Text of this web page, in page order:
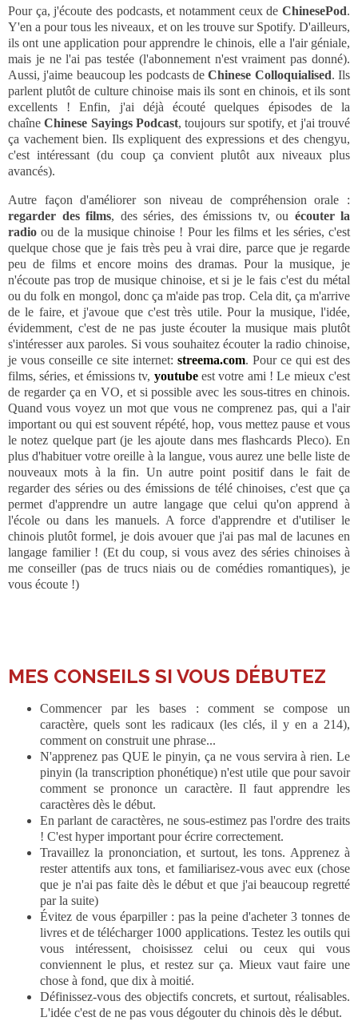
Pour ça, j'écoute des podcasts, et notamment ceux de ChinesePod.
Y'en a pour tous les niveaux, et on les trouve sur Spotify. D'ailleurs,
ils ont une application pour apprendre le chinois, elle a l'air géniale,
mais je ne l'ai pas testée (l'abonnement n'est vraiment pas donné).
Aussi, j'aime beaucoup les podcasts deChinese Colloquialised. Ils
parlent plutôt de culture chinoise mais ils sont en chinois, et ils sont
excellents ! Enfin, j'ai déjà écouté quelques épisodes de la
chaîneChinese Sayings Podcast, toujours sur spotify, et j'ai trouvé
ça vachement bien. Ils expliquent des expressions et des chengyu,
c'est intéressant (du coup ça convient plutôt aux niveaux plus
avancés).
Autre façon d'améliorer son niveau de compréhension orale :
regarder des films, des séries, des émissions tv, ou écouter la
radioou de la musique chinoise ! Pour les films et les séries, c'est
quelque chose que je fais très peu à vrai dire, parce que je regarde
peu de films et encore moins des dramas. Pour la musique, je
n'écoute pas trop de musique chinoise, et si je le fais c'est du métal
ou du folk en mongol, donc ça m'aide pas trop. Cela dit, ça m'arrive
de le faire, et j'avoue que c'est très utile. Pour la musique, l'idée,
évidemment, c'est de ne pas juste écouter la musique mais plutôt
s'intéresser aux paroles. Si vous souhaitez écouter la radio chinoise,
je vous conseille ce site internet: streema.com. Pour ce qui est des
films, séries, et émissions tv, youtube est votre ami ! Le mieux c'est
de regarder ça en VO, et si possible avec les sous-titres en chinois.
Quand vous voyez un mot que vous ne comprenez pas, qui a l'air
important ou qui est souvent répété, hop, vous mettez pause et vous
le notez quelque part (je les ajoute dans mes flashcards Pleco). En
plus d'habituer votre oreille à la langue, vous aurez une belle liste de
nouveaux mots à la fin. Un autre point positif dans le fait de
regarder des séries ou des émissions de télé chinoises, c'est que ça
permet d'apprendre un autre langage que celui qu'on apprend à
l'école ou dans les manuels. A force d'apprendre et d'utiliser le
chinois plutôt formel, je dois avouer que j'ai pas mal de lacunes en
langage familier ! (Et du coup, si vous avez des séries chinoises à
me conseiller (pas de trucs niais ou de comédies romantiques), je
vous écoute !)
MES CONSEILS SI VOUS DÉBUTEZ
Commencer par les bases : comment se compose un
caractère, quels sont les radicaux (les clés, il y en a 214),
comment on construit une phrase...
N'apprenez pas QUE le pinyin, ça ne vous servira à rien. Le
pinyin (la transcription phonétique) n'est utile que pour savoir
comment se prononce un caractère. Il faut apprendre les
caractères dès le début.
En parlant de caractères, ne sous-estimez pas l'ordre des traits
! C'est hyper important pour écrire correctement.
Travaillez la prononciation, et surtout, les tons. Apprenez à
rester attentifs aux tons, et familiarisez-vous avec eux (chose
que je n'ai pas faite dès le début et que j'ai beaucoup regretté
par la suite)
Évitez de vous éparpiller : pas la peine d'acheter 3 tonnes de
livres et de télécharger 1000 applications. Testez les outils qui
vous intéressent, choisissez celui ou ceux qui vous
conviennent le plus, et restez sur ça. Mieux vaut faire une
chose à fond, que dix à moitié.
Définissez-vous des objectifs concrets, et surtout, réalisables.
L'idée c'est de ne pas vous dégouter du chinois dès le début.